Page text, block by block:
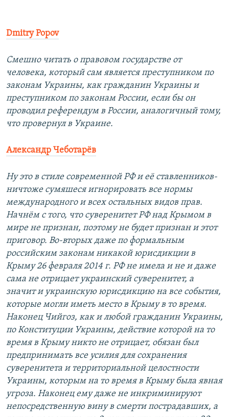
Dmitry Popov
Смешно читать о правовом государстве от
человека, который сам является преступником по
законам Украины, как гражданин Украины и
преступником по законам России, если бы он
проводил референдум в России, аналогичный тому,
что провернул в Украине.
Александр Чеботарёв
Ну это в стиле современной РФ и её ставленников-
ничтоже сумяшеся игнорировать все нормы
международного и всех остальных видов прав.
Начнём с того, что суверенитет РФ над Крымом в
мире не признан, поэтому не будет признан и этот
приговор. Во-вторых даже по формальным
российским законам никакой юрисдикции в
Крыму 26 февраля 2014 г. РФ не имела и не и даже
сама не отрицает украинский суверенитет, а
значит и украинскую юрисдикцию на все события,
которые могли иметь место в Крыму в то время.
Наконец Чийгоз, как и любой гражданин Украины,
по Конституции Украины, действие которой на то
время в Крыму никто не отрицает, обязан был
предпринимать все усилия для сохранения
суверенитета и территориальной целостности
Украины, которым на то время в Крыму была явная
угроза. Наконец ему даже не инкриминируют
непосредственную вину в смерти пострадавших, а